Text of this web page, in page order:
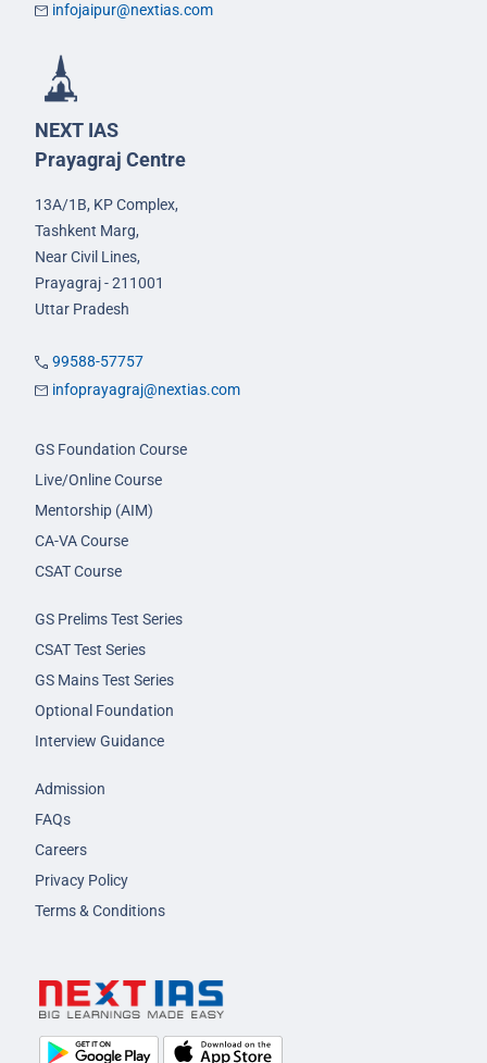
infojaipur@nextias.com
NEXT IAS
Prayagraj Centre
13A/1B, KP Complex,
Tashkent Marg,
Near Civil Lines,
Prayagraj - 211001
Uttar Pradesh
99588-57757
infoprayagraj@nextias.com
GS Foundation Course
Live/Online Course
Mentorship (AIM)
CA-VA Course
CSAT Course
GS Prelims Test Series
CSAT Test Series
GS Mains Test Series
Optional Foundation
Interview Guidance
Admission
FAQs
Careers
Privacy Policy
Terms & Conditions